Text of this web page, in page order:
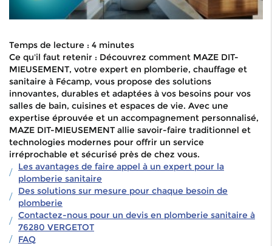
Temps de lecture : 4 minutes
Ce qu'il faut retenir : Découvrez comment MAZE DIT-
MIEUSEMENT, votre expert en plomberie, chauffage et
sanitaire à Fécamp, vous propose des solutions
innovantes, durables et adaptées à vos besoins pour vos
salles de bain, cuisines et espaces de vie. Avec une
expertise éprouvée et un accompagnement personnalisé,
MAZE DIT-MIEUSEMENT allie savoir-faire traditionnel et
technologies modernes pour offrir un service
irréprochable et sécurisé près de chez vous.
Les avantages de faire appel à un expert pour la
plomberie sanitaire
Des solutions sur mesure pour chaque besoin de
plomberie
Contactez-nous pour un devis en plomberie sanitaire à
76280 VERGETOT
FAQ